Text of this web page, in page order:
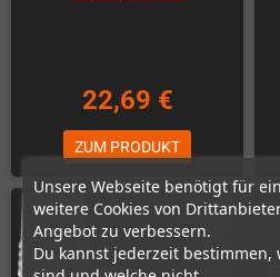
Unsere Webseite benötigt für
weitere Cookies von
Angebot zu verbessern.
Du kannst jederzeit bestimmen,
22,69 €
ZUM PRODUKT